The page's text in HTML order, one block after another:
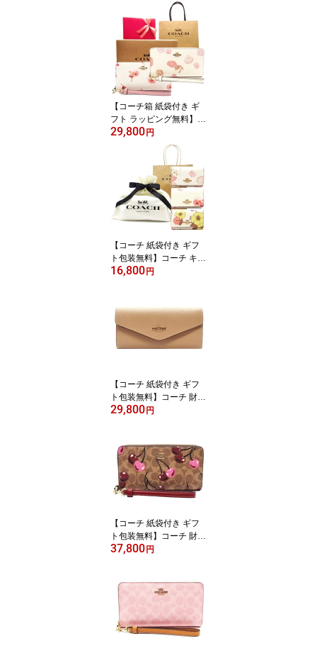
キャビアスキン AP0241
二つ折り長財布 ブラック
【新作・新品・正規品】
シャネル財布 CHANEL
財布【シャネル サイフ】
【ブランド】【楽ギフ_
包装】【02P01Oct16】
【コーチ箱 紙袋付き ギ
フト ラッピング無料】コ
ーチ 財布 COACH 長財
布 フローラルプリント
花柄 アコーディオン長財
布 CR-625 C4455 IMCA
H COACH【新作 新品 限
定モデル】【COACH コ
ーチ】【サイフ さいふ】
【楽ギフ_包装】【コン
す楽】
29,800 円
【コーチ 紙袋付き ギフ
ト包装無料】コーチ キー
ケース フローラルプリン
79 ICI799 IMCAH 【COA
CH コーチ 】【ブランド
キーケース】【新作モデ
ル・新品】【楽ギフ_包
【あす楽】
16,800 円
【コーチ 紙袋付き ギフ
ト包装無料】コーチ 財布
COACH 長財布 クロスグ
OACH【新作 新品 限定
モデル】【COACH コー
チ】【サイフ さいふ】
【楽ギフ_包装】【コン
ビニ受取対応商品】【あ
29,800 円
【コーチ 紙袋付き ギフ
ト包装無料】コーチ 財布
COACH 長財布 シグネチ
ン長財布 CZ-328 IMTAM
COACH ブランド サイフ
【新作 新品 限定モデ
ル】【COACH コーチ】
【サイフ さいふ】【楽ギ
37,800 円